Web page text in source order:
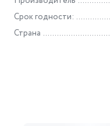
Срок годности :
Страна